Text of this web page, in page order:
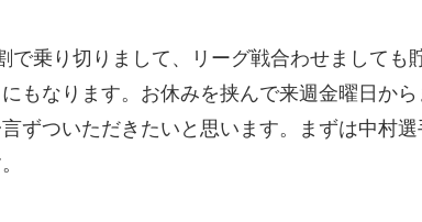
で乗り切りまして、リーグ戦合わせましても
もなります。お休みを挟んで来週金曜日か
ずついただきたいと思います。まずは中村